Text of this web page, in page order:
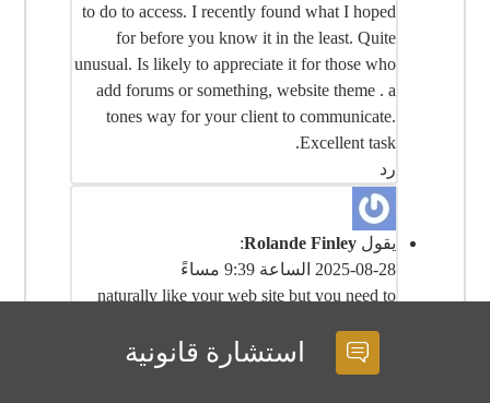
to do to access. I recently found what I hoped
for before you know it in the least. Quite
unusual. Is likely to appreciate it for those who
add forums or something, website theme . a
tones way for your client to communicate.
Excellent task.
رد
يقول Rolande Finley
:
2025-08-28 الساعة 9:39 مساءً
naturally like your web site but you need to
Several of them are rife with spelling problems
and I find it very bothersome to tell the truth
استشارة قانونية